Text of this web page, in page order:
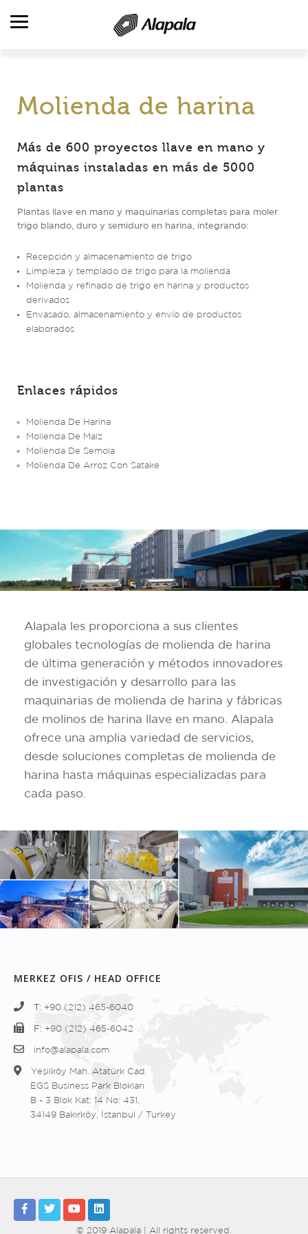
CAMPOS DE ACTIVIDAD
PRODUCCIÓN Y SERVICIOS
REFERENCIAS
RR. HH.
Molienda de harina
Más de 600 proyectos llave en mano y
máquinas instaladas en más de 5000
plantas
Plantas llave en mano y maquinarias completas para moler
trigo blando, duro y semiduro en harina, integrando:
Recepción y almacenamiento de trigo
Limpieza y templado de trigo para la molienda
Molienda y refinado de trigo en harina y productos
derivados
Envasado, almacenamiento y envío de productos
elaborados
Enlaces rápidos
Molienda De Harina
Molienda De Maíz
Molienda De Semola
Molienda De Arroz Con Satake
Alapala les proporciona a sus clientes
globales tecnologías de molienda de harina
de última generación y métodos innovadores
de investigación y desarrollo para las
maquinarias de molienda de harina y fábricas
de molinos de harina llave en mano. Alapala
ofrece una amplia variedad de servicios,
desde soluciones completas de molienda de
harina hasta máquinas especializadas para
cada paso.
MERKEZ OFIS / HEAD OFFICE
T: +90 (212) 465-6040
F: +90 (212) 465-6042
info@alapala.com
Yeşilköy Mah. Atatürk Cad.
EGS Business Park Blokları
B - 3 Blok Kat: 14 No: 431,
34149 Bakırköy, İstanbul / Turkey
© 2019 Alapala | All rights reserved.